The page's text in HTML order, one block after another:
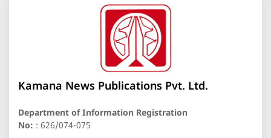
Kamana News Publications Pvt. Ltd.
Department of Information Registration
No: : 626/074-075